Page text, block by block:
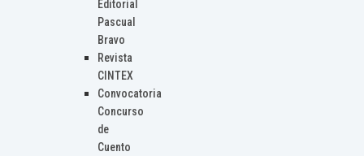
Editorial
Pascual
Bravo
Revista
CINTEX
Convocatoria
Concurso
de
Cuento